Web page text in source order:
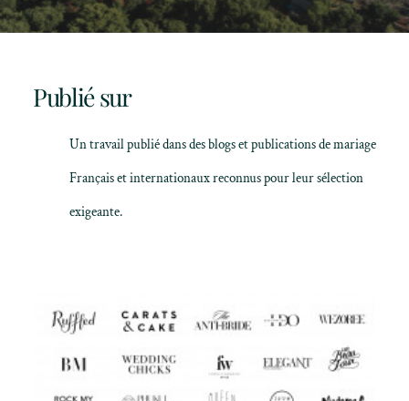
Publié sur
Un travail publié dans des blogs et publications de mariage
Français et internationaux reconnus pour leur sélection
exigeante.